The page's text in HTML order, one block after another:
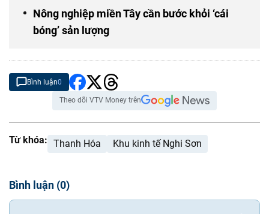
Nông nghiệp miền Tây cần bước khỏi ‘cái
bóng’ sản lượng
Bình luận0
Theo dõi VTV Money trên
Từ khóa: Thanh Hóa Khu kinh tế Nghi Sơn
Bình luận (0)